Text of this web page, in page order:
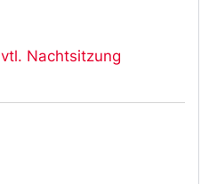
Nachtsitzung